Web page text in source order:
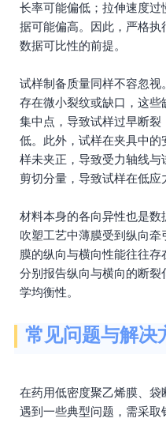
长率可能偏低；拉伸速度
据可能偏高。因此，严格
数据可比性的前提。
试样制备质量同样不容忽视
存在微小裂纹或缺口，这些
集中点，导致试样过早断
低。此外，试样在夹具中
样未夹正，导致受力轴线
剪切分量，导致试样在低应
材料本身的各向异性也是
吹塑工艺中薄膜受到纵向
膜的纵向与横向性能往往
分别报告纵向与横向的断裂
学均衡性。
常见问题与解决
在药用低密度聚乙烯膜、袋
遇到一些典型问题，需采取